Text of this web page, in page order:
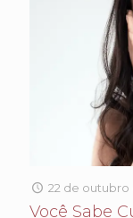
22 de outubro
Você Sabe